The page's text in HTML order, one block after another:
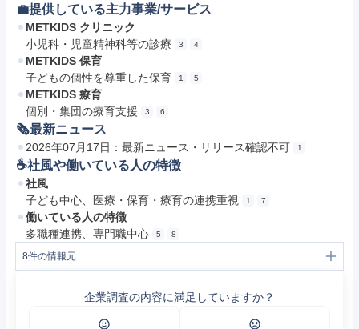
💼提供している主力事業/サービス
METKIDS クリニック
小児科・児童精神科等の診療
3 4
METKIDS 保育
子どもの個性を尊重した保育
1 5
METKIDS 療育
個別・集団の療育支援
3 6
🗞最新ニュース
2026年07月17日：最新ニュース・リリース確認不可 1
☕️社風や働いている人の特徴
社風
子ども中心、医療・保育・療育の連携重視
1 7
働いている人の特徴
多職種連携、専門職中心
5 8
8件の情報元
診療内容｜METKIDS
施設紹介｜METKIDS
企業調査の内容に満足していますか？